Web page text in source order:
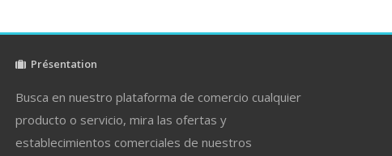
Présentation
Busca en nuestro plataforma de comercio cualquier
producto o servicio, mira las ofertas y
establecimientos comerciales de nuestros